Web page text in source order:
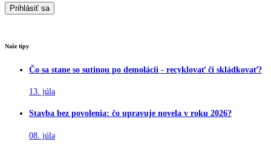
Naše tipy
Čo sa stane so sutinou po demolácii - recyklovať či skládkovať?
13. júla
Stavba bez povolenia: čo upravuje novela v roku 2026?
08. júla